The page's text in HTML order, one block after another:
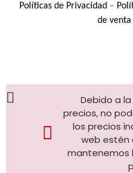
Políticas de Privacidad –
de venta
Debido a
precios, no
los precios
web estén
mantenemos